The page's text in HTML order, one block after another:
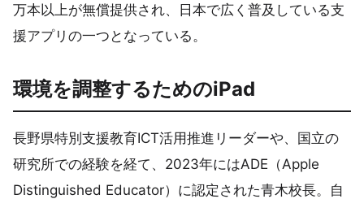
万本以上が無償提供され、日本で広く普及している支
援アプリの一つとなっている。
環境を調整するためのiPad
長野県特別支援教育ICT活用推進リーダーや、国立の
研究所での経験を経て、2023年にはADE（Apple
Distinguished Educator）に認定された青木校長。自